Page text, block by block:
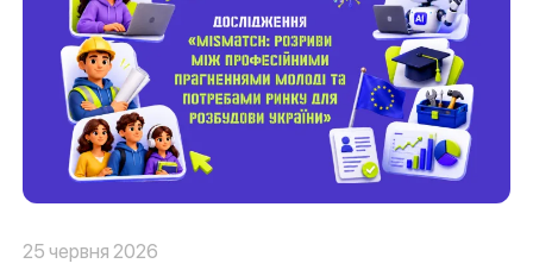
25 червня 2026